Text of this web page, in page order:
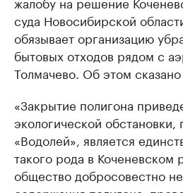
суда Новосибирской
обязывает организацию
бытовых отходов рядом с
Толмачево. Об этом
«Закрытие полигона
экологической
«Водолей», является
такого рода в Коченевском
общество добросовестно